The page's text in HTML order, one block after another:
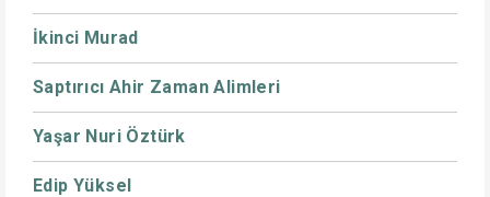
İkinci Murad
Saptırıcı Ahir Zaman Alimleri
Yaşar Nuri Öztürk
Edip Yüksel